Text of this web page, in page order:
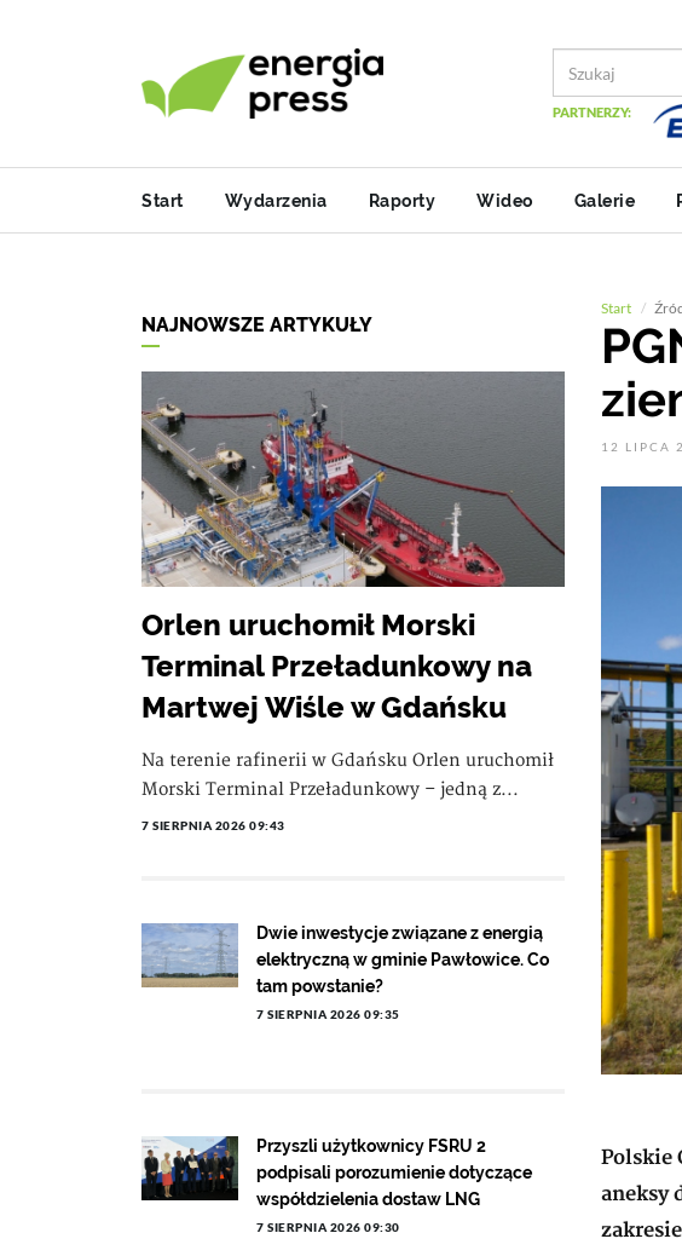
PARTNERZY:
Start Wydarzenia Raporty Wideo Galerie
Start
12 LIPCA
Polskie
aneksy
NAJNOWSZE ARTYKUŁY
Orlen uruchomił Morski
Terminal Przeładunkowy na
Martwej Wiśle w Gdańsku
Na terenie rafinerii w Gdańsku Orlen uruchomił
Morski Terminal Przeładunkowy – jedną z...
7 SIERPNIA 2026 09:43
Dwie inwestycje związane z energią
elektryczną w gminie Pawłowice. Co
tam powstanie?
7 SIERPNIA 2026 09:35
Przyszli użytkownicy FSRU 2
podpisali porozumienie dotyczące
współdzielenia dostaw LNG
7 SIERPNIA 2026 09:30